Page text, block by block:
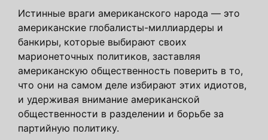
Истинные враги американского народа — это
американские глобалисты-миллиардеры и
банкиры, которые выбирают своих
марионеточных политиков, заставляя
американскую общественность поверить в то,
что они на самом деле избирают этих идиотов,
и удерживая внимание американской
общественности в разделении и борьбе за
партийную политику.